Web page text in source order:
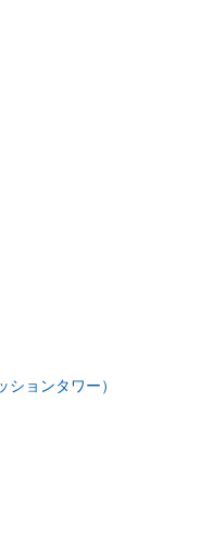
ョンタワー）